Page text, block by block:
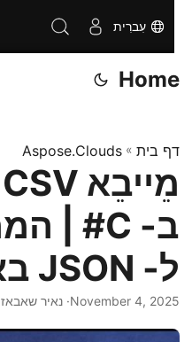
עִברִית
Home
דף בית»
Aspose.Clouds
ל- JSON באופן מקוון
November 4, 2025· נאיר שאבאז · 5 דקות